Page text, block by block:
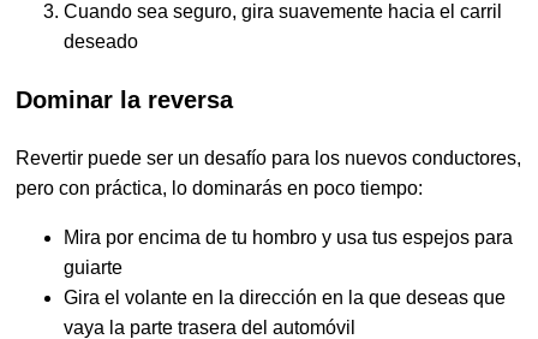
Cuando sea seguro, gira suavemente hacia el carril
deseado
Dominar la reversa
Revertir puede ser un desafío para los nuevos conductores,
pero con práctica, lo dominarás en poco tiempo:
Mira por encima de tu hombro y usa tus espejos para
guiarte
Gira el volante en la dirección en la que deseas que
vaya la parte trasera del automóvil